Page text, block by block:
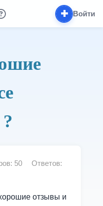
✚ Войти
50
Ответов:
отзывы и